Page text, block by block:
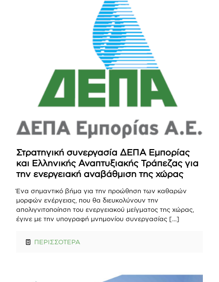
Στρατηγική συνεργασία ΔΕΠΑ Εμπορίας
και Ελληνικής Αναπτυξιακής Τράπεζας για
την ενεργειακή αναβάθμιση της χώρας
Ένα σημαντικό βήμα για την προώθηση των καθαρών
μορφών ενέργειας, που θα διευκολύνουν την
απολιγνιτοποίηση του ενεργειακού μείγματος της χώρας,
έγινε με την υπογραφή μνημονίου συνεργασίας […]
ΠΕΡΙΣΣΟΤΕΡΑ